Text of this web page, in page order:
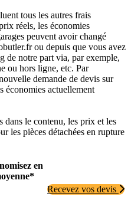
tous les autres frais
réels, les économies
peuvent avoir changé
ou depuis que vous avez
de notre part via, par exemple,
ou hors ligne, etc. Par
demande de devis sur
économies actuellement
dans le contenu, les prix et les
les pièces détachées en rupture
en
Recevez vos devis